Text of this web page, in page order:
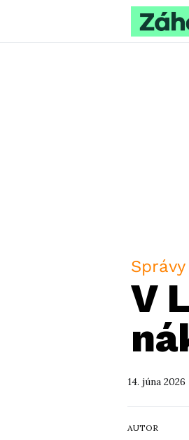
Správy
V
14. júna 2026
AUTOR